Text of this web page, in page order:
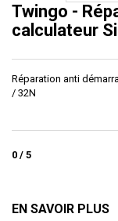
Twingo -
calculateur
Réparation anti
/ 32N
0 / 5
EN SAVOIR PLUS